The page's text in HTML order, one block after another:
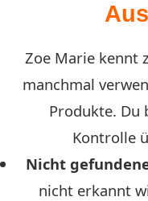
Zoe Marie kennt
manchmal
Produkte. Du
Kontrolle
Nicht
nicht erkannt